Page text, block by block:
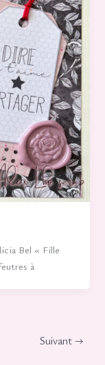
Bel « Fille
à
Suivant →